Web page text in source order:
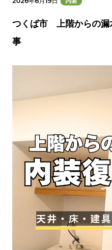
つくば市 上階からの漏
事